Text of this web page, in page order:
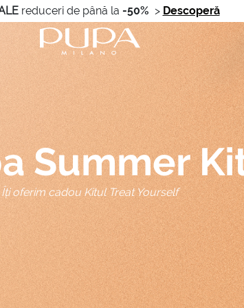
reduceri de până la -50% > Descoperă
Summer
Îți oferim cadou Kitul Treat Yourself